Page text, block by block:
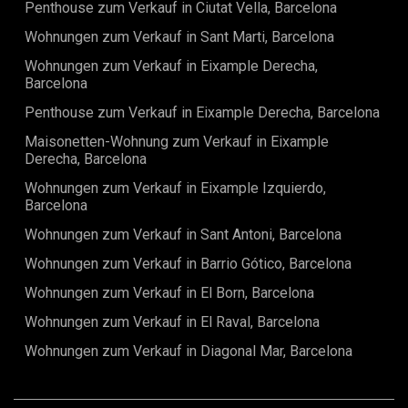
oder attraktive Kapitalanlage.Solche Gelegenheiten in Ciutat
private Besichtigung zu vereinbaren.Der Verkaufspreis
Maklergebühren oder hypothekenbezogene Kosten (falls
zutreffend).
Penthouse zum Verkauf in Ciutat Vella, Barcelona
Wohnungen zum Verkauf in Sant Marti, Barcelona
Wohnungen zum Verkauf in Eixample Derecha,
Barcelona
Penthouse zum Verkauf in Eixample Derecha, Barcelona
Maisonetten-Wohnung zum Verkauf in Eixample
Derecha, Barcelona
Wohnungen zum Verkauf in Eixample Izquierdo,
Barcelona
Wohnungen zum Verkauf in Sant Antoni, Barcelona
Wohnungen zum Verkauf in Barrio Gótico, Barcelona
Wohnungen zum Verkauf in El Born, Barcelona
Wohnungen zum Verkauf in El Raval, Barcelona
Wohnungen zum Verkauf in Diagonal Mar, Barcelona